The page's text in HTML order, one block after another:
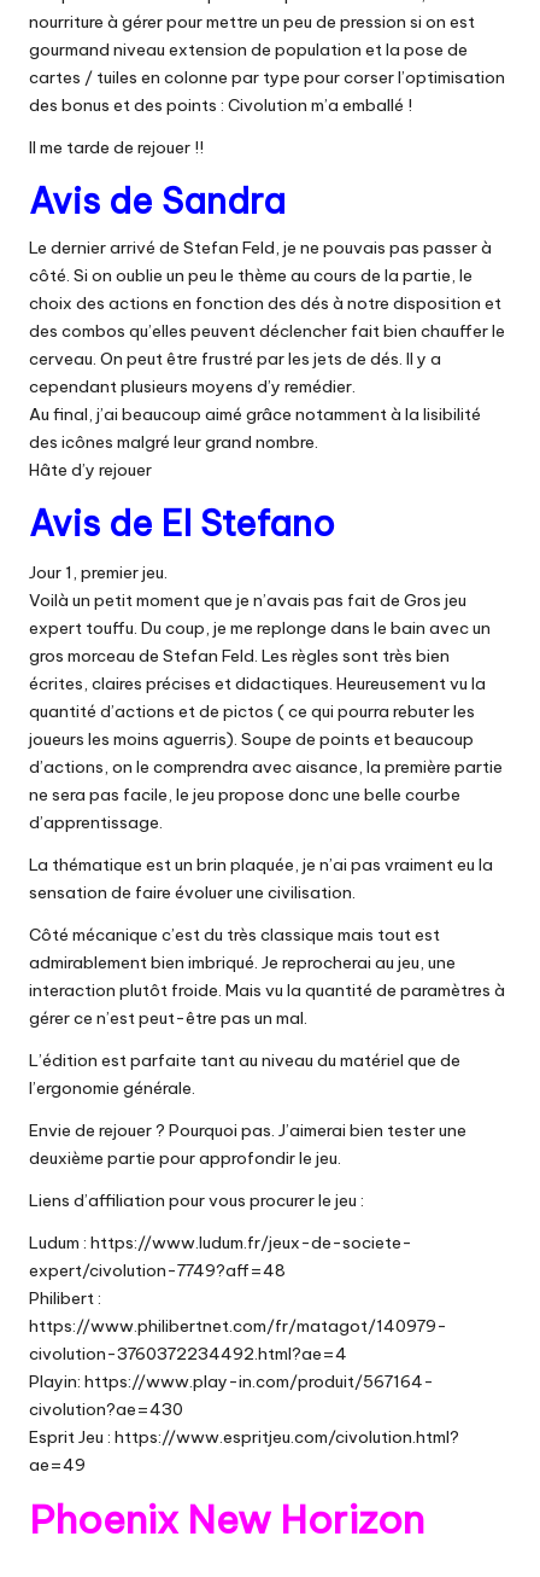
nourriture à gérer pour mettre un peu de pression si on est
gourmand niveau extension de population et la pose de
cartes / tuiles en colonne par type pour corser l’optimisation
des bonus et des points : Civolution m’a emballé !
Il me tarde de rejouer !!
Avis de Sandra
Le dernier arrivé de Stefan Feld, je ne pouvais pas passer à
côté. Si on oublie un peu le thème au cours de la partie, le
choix des actions en fonction des dés à notre disposition et
des combos qu’elles peuvent déclencher fait bien chauffer le
cerveau. On peut être frustré par les jets de dés. Il y a
cependant plusieurs moyens d’y remédier.
Au final, j’ai beaucoup aimé grâce notamment à la lisibilité
des icônes malgré leur grand nombre.
Hâte d’y rejouer
Avis de El Stefano
Jour 1, premier jeu.
Voilà un petit moment que je n’avais pas fait de Gros jeu
expert touffu. Du coup, je me replonge dans le bain avec un
gros morceau de Stefan Feld. Les règles sont très bien
écrites, claires précises et didactiques. Heureusement vu la
quantité d’actions et de pictos ( ce qui pourra rebuter les
joueurs les moins aguerris). Soupe de points et beaucoup
d’actions, on le comprendra avec aisance, la première partie
ne sera pas facile, le jeu propose donc une belle courbe
d’apprentissage.
La thématique est un brin plaquée, je n’ai pas vraiment eu la
sensation de faire évoluer une civilisation.
Côté mécanique c’est du très classique mais tout est
admirablement bien imbriqué. Je reprocherai au jeu, une
interaction plutôt froide. Mais vu la quantité de paramètres à
gérer ce n’est peut-être pas un mal.
L’édition est parfaite tant au niveau du matériel que de
l’ergonomie générale.
Envie de rejouer ? Pourquoi pas. J’aimerai bien tester une
deuxième partie pour approfondir le jeu.
Liens d’affiliation pour vous procurer le jeu :
Ludum : https://www.ludum.fr/jeux-de-societe-
expert/civolution-7749?aff=48
Philibert :
https://www.philibertnet.com/fr/matagot/140979-
civolution-3760372234492.html?ae=4
Playin: https://www.play-in.com/produit/567164-
civolution?ae=430
Esprit Jeu : https://www.espritjeu.com/civolution.html?
ae=49
Phoenix New Horizon